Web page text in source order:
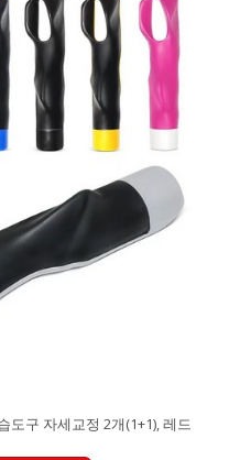
도구 자세교정 2개(1+1), 레드